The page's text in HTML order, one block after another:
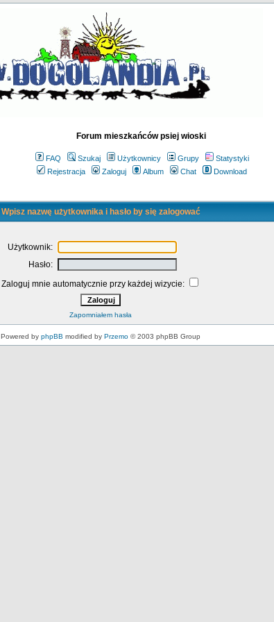
Forum mieszkańców psiej wioski
FAQ Szukaj Użytkownicy Grupy
Statystyki
Rejestracja
Zaloguj Album Chat Download
Wpisz nazwę użytkownika i hasło by się zalogować
Użytkownik:
Hasło:
Zaloguj mnie automatycznie przy każdej wizycie:
Zapomniałem hasła
Powered by phpBB modified by Przemo © 2003 phpBB Group